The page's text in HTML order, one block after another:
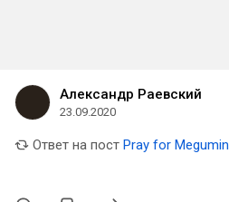
Александр Раевский
23.09.2020
Ответ на пост Pray for Megumin